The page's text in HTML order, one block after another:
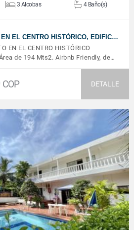
3 Alcobas 4 Baño(s)
EL CENTRO HISTÓRICO, EDIFIC…
EN EL CENTRO HISTÓRICO
de 194 Mts2. Airbnb Friendly, de…
COP DETALLE
VER DETALLES